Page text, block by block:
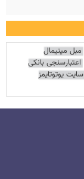
مبل مینیمال
اعتبارسنجی بانکی
سایت یوتوتایمز